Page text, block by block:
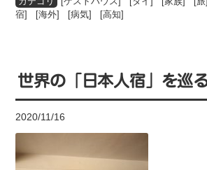
宿] [海外] [病気] [高知]
世界の「日本人宿」を巡
2020/11/16